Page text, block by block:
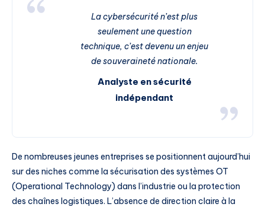
La cybersécurité n’est plus
seulement une question
technique, c’est devenu un enjeu
de souveraineté nationale.
Analyste en sécurité
indépendant
De nombreuses jeunes entreprises se positionnent aujourd’hui
sur des niches comme la sécurisation des systèmes OT
(Operational Technology) dans l’industrie ou la protection
des chaînes logistiques. L’absence de direction claire à la